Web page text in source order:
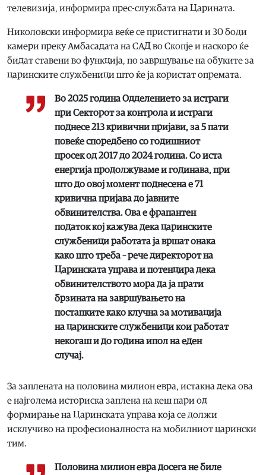
телевизија, информира прес-службата на Царината.
Николовски информира веќе се пристигнати и 30 боди
камери преку Амбасадата на САД во Скопје и наскоро ќе
бидат ставени во функција, по завршување на обуките за
царинските службеници што ќе ја користат опремата.
Во 2025 година Одделението за истраги
при Секторот за контрола и истраги
поднесе 213 кривични пријави, за 5 пати
повеќе споредбено со годишниот
просек од 2017 до 2024 година. Со иста
енергија продолжуваме и годинава, при
што до овој момент поднесена е 71
кривична пријава до јавните
обвинителства. Ова е фрапантен
податок кој кажува дека царинските
службеници работата ја вршат онака
како што треба – рече директорот на
Царинската управа и потенцира дека
обвинителството мора да ја прати
брзината на завршувањето на
постапките како клучна за мотивација
на царинските службеници кои работат
некогаш и до година ипол на еден
случај.
За заплената на половина милион евра, истакна дека ова
е најголема историска заплена на кеш пари од
формирање на Царинската управа која се должи
исклучиво на професионалноста на мобилниот царински
тим.
Половина милион евра досега не биле